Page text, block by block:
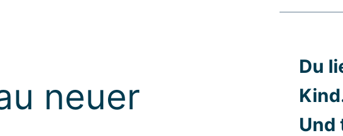
neuer
Du
Und